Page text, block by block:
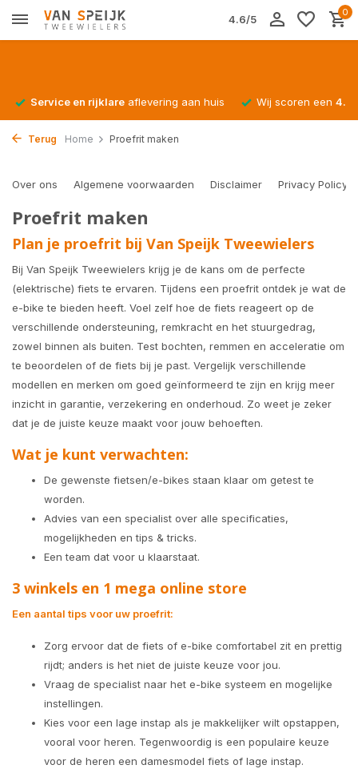
4.6/5
0
Service en rijklare aflevering aan huis Wij scoren een
Terug Home Proefrit maken
Over ons Algemene voorwaarden Disclaimer Privacy Policy
Proefrit maken
Plan je proefrit bij Van Speijk Tweewielers
Bij Van Speijk Tweewielers krijg je de kans om de perfecte
(elektrische) fiets te ervaren. Tijdens een proefrit ontdek je wat de
e-bike te bieden heeft. Voel zelf hoe de fiets reageert op de
verschillende ondersteuning, remkracht en het stuurgedrag,
zowel binnen als buiten. Test bochten, remmen en acceleratie om
te beoordelen of de fiets bij je past. Vergelijk verschillende
modellen en merken om goed geïnformeerd te zijn en krijg meer
inzicht in garantie, verzekering en onderhoud. Zo weet je zeker
dat je de juiste keuze maakt voor jouw behoeften.
Wat je kunt verwachten:
De gewenste fietsen/e-bikes staan klaar om getest te
worden.
Advies van een specialist over alle specificaties,
mogelijkheden en tips & tricks.
Een team dat voor u klaarstaat.
3 winkels en 1 mega online store
Een aantal tips voor uw proefrit:
Zorg ervoor dat de fiets of e-bike comfortabel zit en prettig
rijdt; anders is het niet de juiste keuze voor jou.
Vraag de specialist naar het e-bike systeem en mogelijke
instellingen.
Kies voor een lage instap als je makkelijker wilt opstappen,
vooral voor heren. Tegenwoordig is een populaire keuze
voor de heren een damesmodel fiets of lage instap.